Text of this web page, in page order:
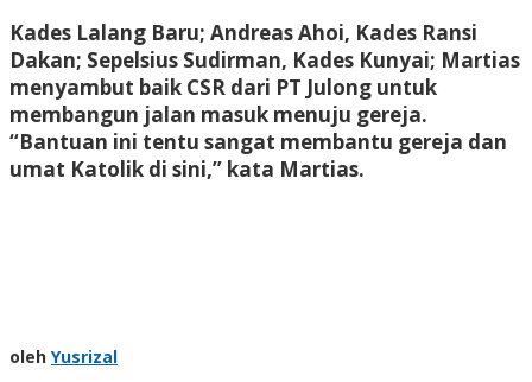
Kades Lalang Baru; Andreas Ahoi, Kades Ransi
Dakan; Sepelsius Sudirman, Kades Kunyai; Martias
menyambut baik CSR dari PT Julong untuk
membangun jalan masuk menuju gereja.
“Bantuan ini tentu sangat membantu gereja dan
umat Katolik di sini,” kata Martias.
oleh Yusrizal